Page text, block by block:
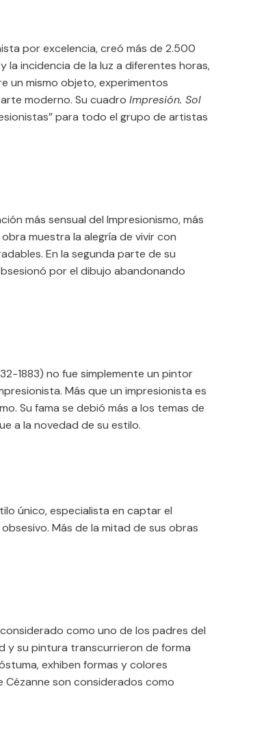
por excelencia, creó más de 2.500
incidencia de la luz a diferentes horas,
un mismo objeto, experimentos
moderno. Su cuadro Impresión. Sol
para todo el grupo de artistas
más sensual del Impresionismo, más
muestra la alegría de vivir con
En la segunda parte de su
por el dibujo abandonando
1883) no fue simplemente un pintor
Más que un impresionista es
Su fama se debió más a los temas de
a la novedad de su estilo.
único, especialista en captar el
Más de la mitad de sus obras
como uno de los padres del
y su pintura transcurrieron de forma
exhiben formas y colores
Cézanne son considerados como